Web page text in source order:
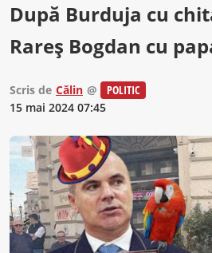
După Burduja cu
Rareş Bogdan cu
Scris de Călin @
POLITIC
15 mai 2024 07:45